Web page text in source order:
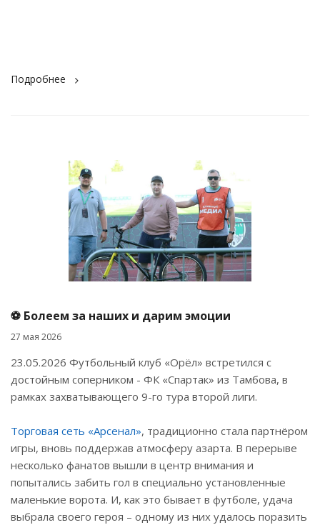
Подробнее
⚽ Болеем за наших и дарим эмоции
27 мая 2026
23.05.2026 Футбольный клуб «Орёл» встретился с
достойным соперником - ФК «Спартак» из Тамбова, в
рамках захватывающего 9-го тура второй лиги.
Торговая сеть «Арсенал», традиционно стала партнёром
игры, вновь поддержав атмосферу азарта. В перерыве
несколько фанатов вышли в центр внимания и
попытались забить гол в специально установленные
маленькие ворота. И, как это бывает в футболе, удача
выбрала своего героя – одному из них удалось поразить